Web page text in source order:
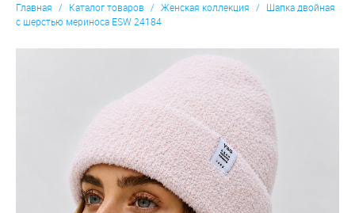
Главная / Каталог товаров / Женская коллекция / Шапка двойная
с шерстью мериноса ESW 24184